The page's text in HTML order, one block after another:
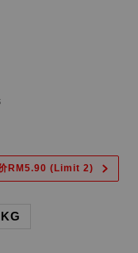
RM5.90 (Limit 2)